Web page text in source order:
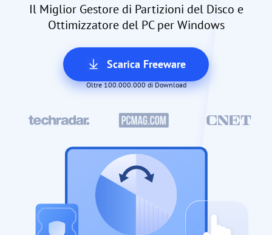
Il Miglior Gestore di Partizioni del Disco e
Ottimizzatore del PC per Windows
Scarica Freeware
Oltre 100.000.000 di Download